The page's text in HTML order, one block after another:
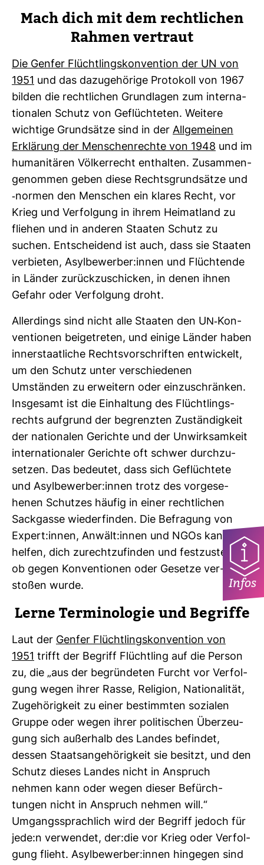
Mach dich mit dem recht­li­chen
Rahmen ver­traut
Die Genfer Flücht­lings­kon­ven­tion der UN von
1951 und das dazu­ge­hö­rige Pro­to­koll von 1967
bilden die recht­li­chen Grund­lagen zum inter­na­
tio­nalen Schutz von Geflüch­teten. Wei­tere
wich­tige Grund­sätze sind in der All­ge­meinen
Erklä­rung der Men­schen­rechte von 1948 und im
huma­ni­tären Völ­ker­recht ent­halten. Zusam­men­
ge­nommen geben diese Rechts­grund­sätze und
-​normen den Men­schen ein klares Recht, vor
Krieg und Ver­fol­gung in ihrem Hei­mat­land zu
fliehen und in anderen Staaten Schutz zu
suchen. Ent­schei­dend ist auch, dass sie Staaten
ver­bieten, Asyl­be­werber:innen und Flüch­tende
in Länder zurück­zu­schi­cken, in denen ihnen
Gefahr oder Ver­fol­gung droht.
Aller­dings sind nicht alle Staaten den UN-​Kon­
ven­tionen bei­getreten, und einige Länder haben
inner­staat­liche Rechts­vor­schriften ent­wi­ckelt,
um den Schutz unter ver­schie­denen
Umständen zu erwei­tern oder ein­zu­schränken.
Ins­ge­samt ist die Ein­hal­tung des Flücht­lings­
rechts auf­grund der begrenzten Zustän­dig­keit
der natio­nalen Gerichte und der Unwirk­sam­keit
inter­na­tio­naler Gerichte oft schwer durch­zu­
setzen. Das bedeutet, dass sich Geflüch­tete
und Asyl­be­werber:innen trotz des vor­ge­se­
henen Schutzes häufig in einer recht­li­chen
Sack­gasse wie­der­finden. Die Befra­gung von
Expert:innen, Anwält:innen und NGOs kann dir
helfen, dich zurecht­zu­finden und fest­zu­stellen,
ob gegen Kon­ven­tionen oder Gesetze ver­
stoßen wurde.
Lerne Ter­mi­no­logie und Begriffe
Laut der Genfer Flücht­lings­kon­ven­tion von
1951 trifft der Begriff Flücht­ling auf die Person
zu, die „aus der begrün­deten Furcht vor Ver­fol­
gung wegen ihrer Rasse, Reli­gion, Natio­na­lität,
Zuge­hö­rig­keit zu einer bestimmten sozialen
Gruppe oder wegen ihrer poli­ti­schen Über­zeu­
gung sich außer­halb des Landes befindet,
dessen Staats­an­ge­hö­rig­keit sie besitzt, und den
Schutz dieses Landes nicht in Anspruch
nehmen kann oder wegen dieser Befürch­
tungen nicht in Anspruch nehmen will.“
Umgangs­sprach­lich wird der Begriff jedoch für
jede:n ver­wendet, der:die vor Krieg oder Ver­fol­
gung flieht. Asyl­be­werber:innen hin­gegen sind
Infos